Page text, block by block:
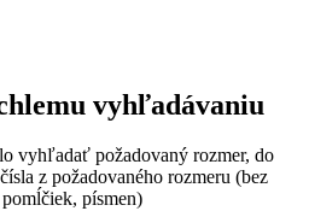
vyhľadávaniu
vyhľadať požadovaný rozmer, do
z požadovaného rozmeru (bez
písmen)